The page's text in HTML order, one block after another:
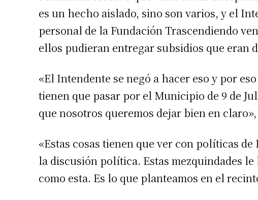
es un hecho aislado, sino son varios, y el
personal de la Fundación Trascendiendo
ellos pudieran entregar subsidios que eran
«El Intendente se negó a hacer eso y por
tienen que pasar por el Municipio de 9 de
que nosotros queremos dejar bien en
«Estas cosas tienen que ver con políticas
la discusión política. Estas mezquindades
como esta. Es lo que planteamos en el